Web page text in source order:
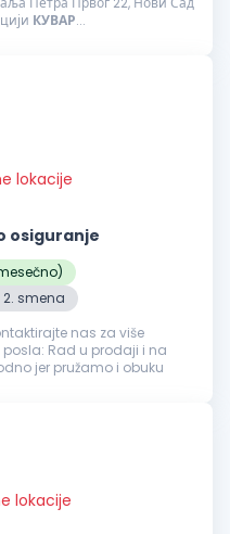
КУВАР...
lokacije
osiguranje
2. smena
nas za više
i na
neophodno jer pružamo i obuku
lokacije